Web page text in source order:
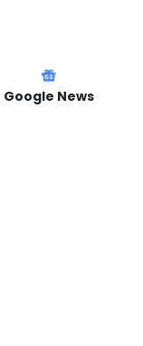
Google News